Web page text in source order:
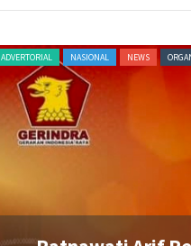
ADVERTORIAL NASIONAL NEWS